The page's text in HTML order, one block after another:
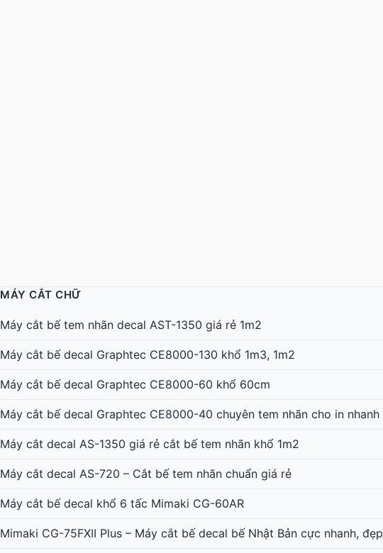
MÁY CẮT CHỮ
Máy cắt bế tem nhãn decal AST-1350 giá rẻ 1m2
Máy cắt bế decal Graphtec CE8000-130 khổ 1m3, 1m2
Máy cắt bế decal Graphtec CE8000-60 khổ 60cm
Máy cắt bế decal Graphtec CE8000-40 chuyên tem nhãn cho in nhanh
Máy cắt decal AS-1350 giá rẻ cắt bế tem nhãn khổ 1m2
Máy cắt decal AS-720 – Cắt bế tem nhãn chuẩn giá rẻ
Máy cắt bế decal khổ 6 tấc Mimaki CG-60AR
Mimaki CG-75FXII Plus – Máy cắt bế decal bế Nhật Bản cực nhanh, đẹp